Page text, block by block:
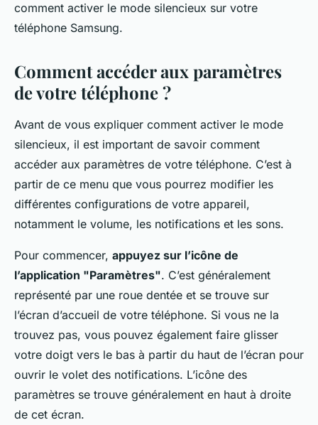
comment activer le mode silencieux sur votre
téléphone Samsung.
Comment accéder aux paramètres
de votre téléphone ?
Avant de vous expliquer comment activer le mode
silencieux, il est important de savoir comment
accéder aux paramètres de votre téléphone. C’est à
partir de ce menu que vous pourrez modifier les
différentes configurations de votre appareil,
notamment le volume, les notifications et les sons.
Pour commencer, appuyez sur l’icône de
l’application "Paramètres". C’est généralement
représenté par une roue dentée et se trouve sur
l’écran d’accueil de votre téléphone. Si vous ne la
trouvez pas, vous pouvez également faire glisser
votre doigt vers le bas à partir du haut de l’écran pour
ouvrir le volet des notifications. L’icône des
paramètres se trouve généralement en haut à droite
de cet écran.